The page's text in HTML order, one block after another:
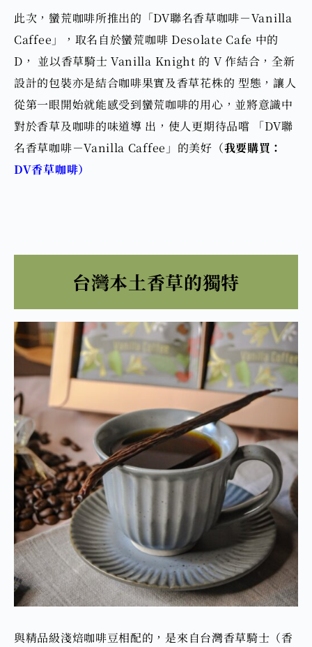
此次，蠻荒咖啡所推出的 「DV聯名香草咖啡－Vanilla
Caffee」
，取名自於蠻荒咖啡 Desolate Cafe 中的
D， 並以香草騎士 Vanilla Knight 的 V 作結合，全新
設計的包裝亦是結合咖啡果實及香草花株的 型態，讓人
從第一眼開始就能感受到蠻荒咖啡的用心，並將意識中
對於香草及咖啡的味道導 出，使人更期待品嚐
「DV聯
名香草咖啡－Vanilla Caffee」 的美好（我要購買：
DV香草咖啡）
台灣本土香草的獨特
與精品級淺焙咖啡豆相配的，是來自台灣香草騎士（香